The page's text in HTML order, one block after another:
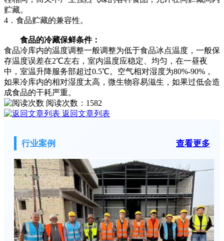
贮藏。
4．食品贮藏的兼容性。
食品的冷藏保鲜条件：
食品冷库内的温度调整一般调整为低于食品冰点温度，一般保
存温度误差在2℃左右，室内温度应稳定、均匀，在一昼夜
中，室温升降服务部超过0.5℃。空气相对湿度为80%-90%，
如果冷库内的相对湿度太高，微生物容易滋生，如果过低会造
成食品的干耗严重。
阅读次数： 1582
返回文章列表
行业案例 查看更多